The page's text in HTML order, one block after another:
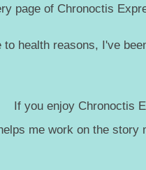
page of Chronoctis
health reasons, I've
If you enjoy Chronoctis
me work on the story